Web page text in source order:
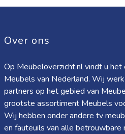
Over ons
Op Meubeloverzicht.nl vindt u
Meubels van Nederland. Wij
partners op het gebied van
grootste assortiment Meubels
Wij hebben onder andere tv
en fauteuils van alle betrouwbare